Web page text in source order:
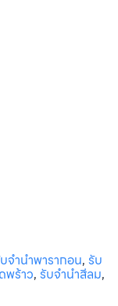
จำนำพารากอน, รับ
พร้าว, รับจำนำสีลม,